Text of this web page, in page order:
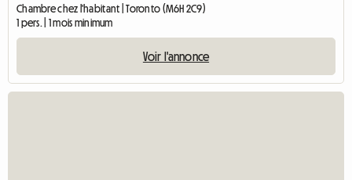
Chambre chez l'habitant | Toronto (M6H 2C9)
1 pers. | 1 mois minimum
Voir l'annonce